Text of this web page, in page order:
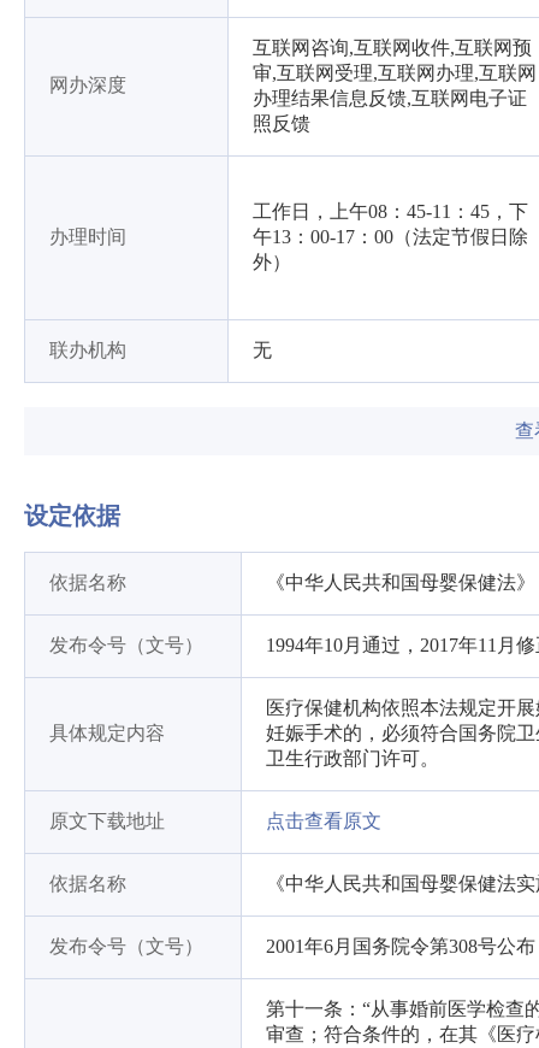
网办深度
互联网咨询,互联网收件,互联网预
审,互联网受理,互联网办理,互联网
办理结果信息反馈,互联网电子证
照反馈
办理时间
工作日，上午08：45-11：45，下
午13：00-17：00（法定节假日除
外）
联办机构 无
查
设定依据
依据名称 《中华人民共和国母婴保健法》
发布令号（文号） 1994年10月通过，2017年11月
具体规定内容
医疗保健机构依照本法规定开
妊娠手术的，必须符合国务院
卫生行政部门许可。
原文下载地址 点击查看原文
依据名称 《中华人民共和国母婴保健法
发布令号（文号） 2001年6月国务院令第308号公
第十一条：“从事婚前医学检查
审查；符合条件的，在其《医